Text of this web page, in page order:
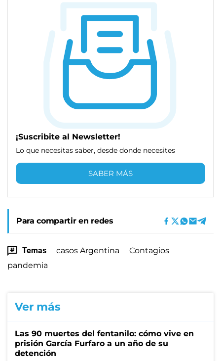
¡Suscribite al Newsletter!
Lo que necesitas saber, desde donde necesites
SABER MÁS
Para compartir en redes
Temas casos Argentina
Contagios
pandemia
Ver más
Las 90 muertes del fentanilo: cómo vive en
prisión García Furfaro a un año de su
detención